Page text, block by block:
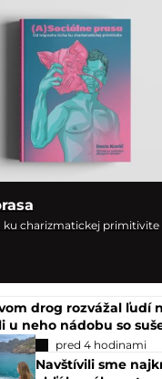
ku charizmatickej primitivite
drog rozvážal ľudí
u neho nádobu so
pred 4 hodinami
Navštívili sme